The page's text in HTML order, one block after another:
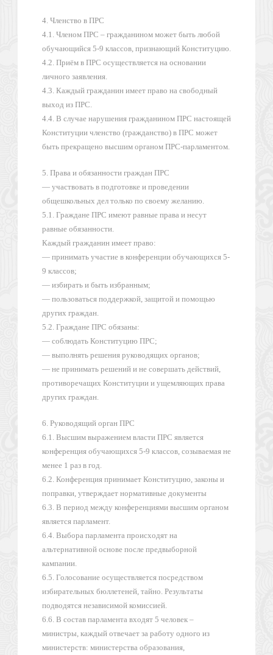
4. Членство в ПРС
4.1. Членом ПРС – гражданином может быть любой
обучающийся 5-9 классов, признающий Конституцию.
4.2. Приём в ПРС осуществляется на основании
личного заявления.
4.3. Каждый гражданин имеет право на свободный
выход из ПРС.
4.4. В случае нарушения гражданином ПРС настоящей
Конституции членство (гражданство) в ПРС может
быть прекращено высшим органом ПРС-парламентом.
5. Права и обязанности граждан ПРС
— участвовать в подготовке и проведении
общешкольных дел только по своему желанию.
5.1. Граждане ПРС имеют равные права и несут
равные обязанности.
Каждый гражданин имеет право:
— принимать участие в конференции обучающихся 5-
9 классов;
— избирать и быть избранным;
— пользоваться поддержкой, защитой и помощью
других граждан.
5.2. Граждане ПРС обязаны:
— соблюдать Конституцию ПРС;
— выполнять решения руководящих органов;
— не принимать решений и не совершать действий,
противоречащих Конституции и ущемляющих права
других граждан.
6. Руководящий орган ПРС
6.1. Высшим выражением власти ПРС является
конференция обучающихся 5-9 классов, созываемая не
менее 1 раз в год.
6.2. Конференция принимает Конституцию, законы и
поправки, утверждает нормативные документы
6.3. В период между конференциями высшим органом
является парламент.
6.4. Выбора парламента происходят на
альтернативной основе после предвыборной
кампании.
6.5. Голосование осуществляется посредством
избирательных бюллетеней, тайно. Результаты
подводятся независимой комиссией.
6.6. В состав парламента входят 5 человек –
министры, каждый отвечает за работу одного из
министерств: министерства образования,